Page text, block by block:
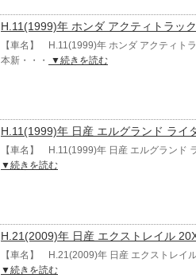
H.11(1999)年 ホンダ アクティトラッ
【車名】 H.11(1999)年 ホンダ アクティト
本新・・・
▼続きを読む
H.11(1999)年 日産 エルグランド ライ
【車名】 H.11(1999)年 日産 エルグランド
▼続きを読む
H.21(2009)年 日産 エクストレイル
【車名】 H.21(2009)年 日産 エクストレイ
▼続きを読む